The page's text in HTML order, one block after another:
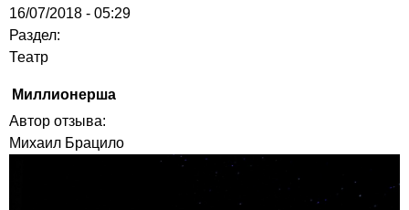
16/07/2018 - 05:29
Раздел:
Театр
Миллионерша
Автор отзыва:
Михаил Брацило